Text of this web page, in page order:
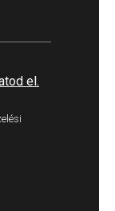
el.